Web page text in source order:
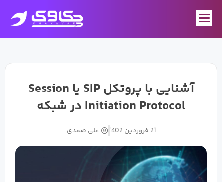
محتوا
آشنایی با پروتکل SIP یا Session
Initiation Protocol در شبکه
21 فروردین 1402 علی صمدی